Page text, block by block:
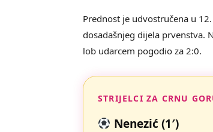
Prednost je udvostručena u
dosadašnjeg dijela prvenstva.
lob udarcem pogodio za 2:0.
STRIJELCI ZA CRNU
Nenezić (1′)